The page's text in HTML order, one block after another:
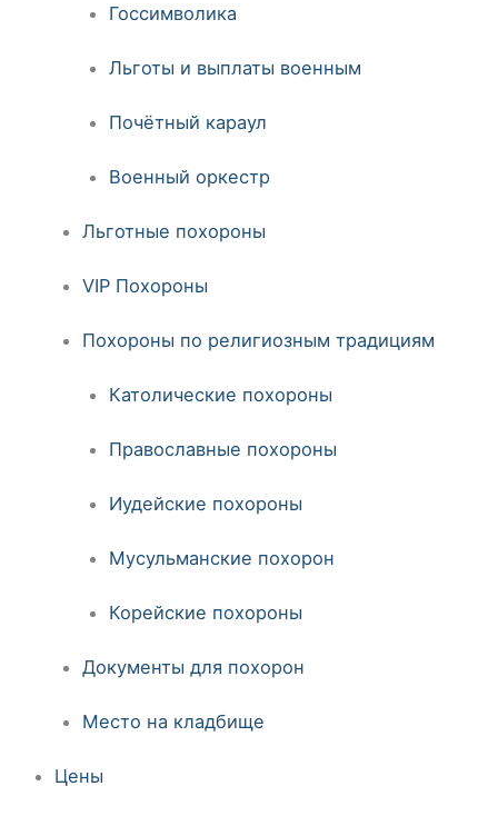
Госсимволика
Льготы и выплаты военным
Почётный караул
Военный оркестр
Льготные похороны
VIP Похороны
Похороны по религиозным традициям
Католические похороны
Православные похороны
Иудейские похороны
Мусульманские похорон
Корейские похороны
Документы для похорон
Место на кладбище
Цены